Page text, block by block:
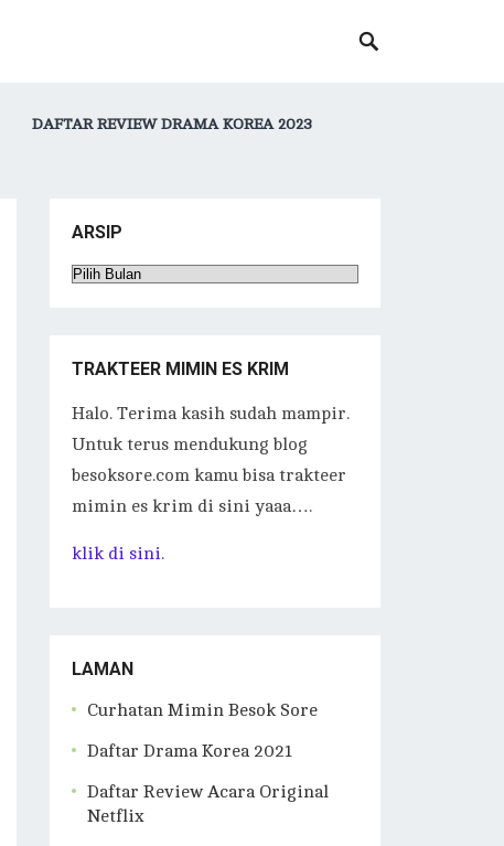
DAFTAR REVIEW DRAMA KOREA 2023
ARSIP
Arsip
TRAKTEER MIMIN ES KRIM
Halo. Terima kasih sudah mampir.
Untuk terus mendukung blog
besoksore.com kamu bisa trakteer
mimin es krim di sini yaaa….
klik di sini.
LAMAN
Curhatan Mimin Besok Sore
Daftar Drama Korea 2021
Daftar Review Acara Original
Netflix